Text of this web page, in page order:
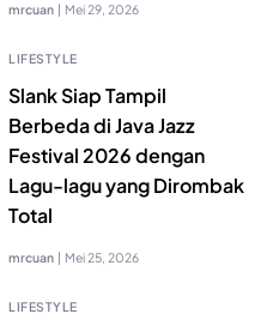
mrcuan | Mei 29, 2026
LIFESTYLE
Slank Siap Tampil
Berbeda di Java Jazz
Festival 2026 dengan
Lagu-lagu yang Dirombak
Total
mrcuan | Mei 25, 2026
LIFESTYLE